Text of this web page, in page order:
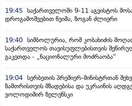
19:45 საქართველოში 9-11 აგვისტოს
დროგამოშვებით წვიმა, ზოგან ძლიერი
19:40 სიმბოლურია, რომ კობახიძის
საქართველოს თავისუფლებისთვის
გაკეთდა - „ნაციონალური მოძრაობა“
19:04 სერბეთის პრემიერ-მინისტრთან
ზამთრისთვის მზადებისა და უკრაინის
ვოლოდიმირ ზელენსკი